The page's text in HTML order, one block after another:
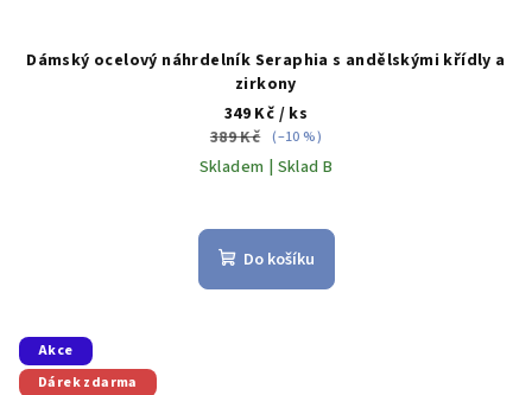
Dámský ocelový náhrdelník Seraphia s andělskými křídly a
zirkony
349 Kč / ks
389 Kč (–10 %)
Skladem | Sklad B
Do košíku
Akce
Dárek zdarma